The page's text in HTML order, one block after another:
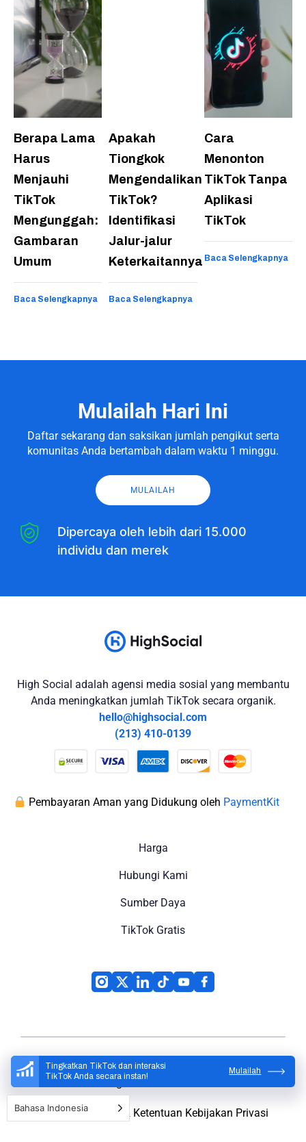
Tingkatkan TikTok dan interaksi
TikTok Anda secara instan!
Mulailah
Berapa Lama
Harus
Menjauhi
TikTok
Mengunggah:
Gambaran
Umum
Baca Selengkapnya
Apakah
Tiongkok
Mengendalikan
TikTok?
Identifikasi
Jalur-jalur
Keterkaitannya
Baca Selengkapnya
Cara
Menonton
TikTok Tanpa
Aplikasi
TikTok
Baca Selengkapnya
Mulailah Hari Ini
Daftar sekarang dan saksikan jumlah pengikut serta
komunitas Anda bertambah dalam waktu 1 minggu.
MULAILAH
Dipercaya oleh lebih dari 15.000
individu dan merek
High Social adalah agensi media sosial yang membantu
Anda meningkatkan jumlah TikTok secara organik.
hello@highsocial.com
(213) 410-0139
Pembayaran Aman yang Didukung oleh PaymentKit
Harga
Hubungi Kami
Sumber Daya
TikTok Gratis
High Social
Peta Situs Syarat & Ketentuan Kebijakan Privasi
Bahasa Indonesia